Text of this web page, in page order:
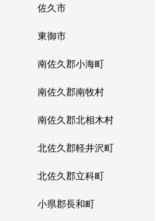
佐久市
東御市
南佐久郡小海町
南佐久郡南牧村
南佐久郡北相木村
北佐久郡軽井沢町
北佐久郡立科町
小県郡長和町